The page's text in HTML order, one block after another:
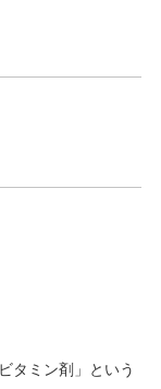
タミン剤」という